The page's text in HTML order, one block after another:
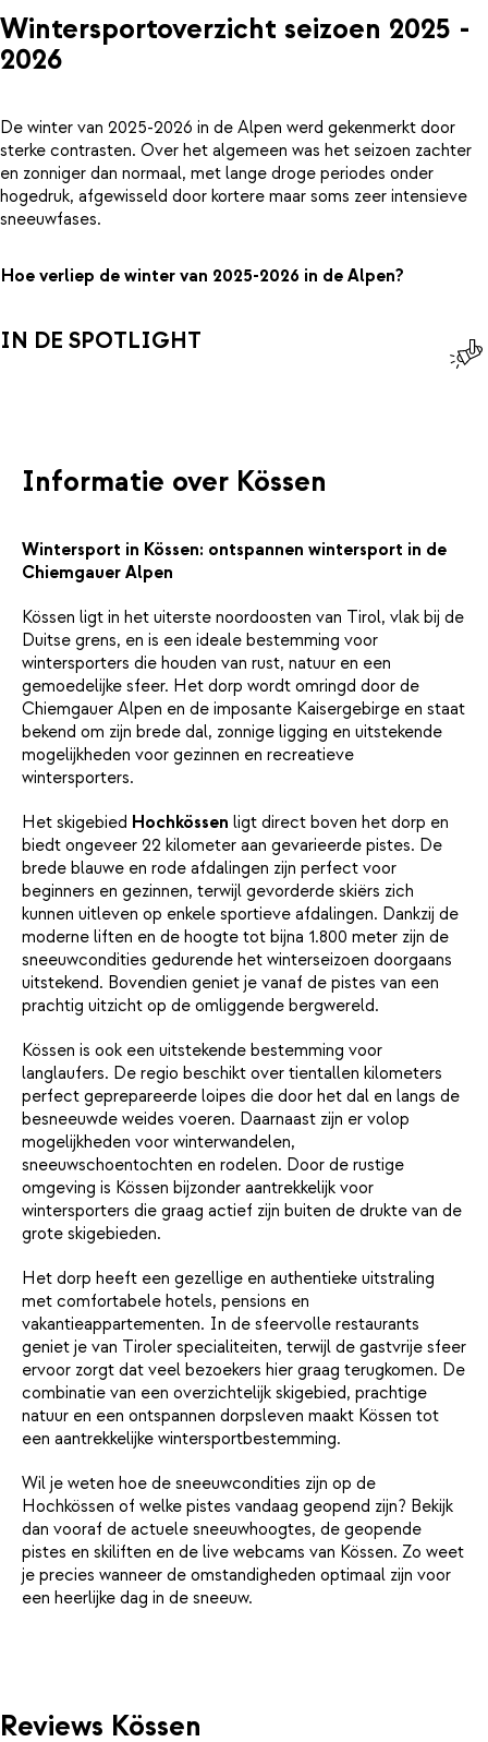
Wintersportoverzicht seizoen 2025 -
2026
De winter van 2025-2026 in de Alpen werd gekenmerkt door
sterke contrasten. Over het algemeen was het seizoen zachter
en zonniger dan normaal, met lange droge periodes onder
hogedruk, afgewisseld door kortere maar soms zeer intensieve
sneeuwfases.
Hoe verliep de winter van 2025-2026 in de Alpen?
IN DE SPOTLIGHT
Informatie over Kössen
Wintersport in Kössen: ontspannen wintersport in de
Chiemgauer Alpen
Kössen ligt in het uiterste noordoosten van Tirol, vlak bij de
Duitse grens, en is een ideale bestemming voor
wintersporters die houden van rust, natuur en een
gemoedelijke sfeer. Het dorp wordt omringd door de
Chiemgauer Alpen en de imposante Kaisergebirge en staat
bekend om zijn brede dal, zonnige ligging en uitstekende
mogelijkheden voor gezinnen en recreatieve
wintersporters.
Het skigebied Hochkössen ligt direct boven het dorp en
biedt ongeveer 22 kilometer aan gevarieerde pistes. De
brede blauwe en rode afdalingen zijn perfect voor
beginners en gezinnen, terwijl gevorderde skiërs zich
kunnen uitleven op enkele sportieve afdalingen. Dankzij de
moderne liften en de hoogte tot bijna 1.800 meter zijn de
sneeuwcondities gedurende het winterseizoen doorgaans
uitstekend. Bovendien geniet je vanaf de pistes van een
prachtig uitzicht op de omliggende bergwereld.
Kössen is ook een uitstekende bestemming voor
langlaufers. De regio beschikt over tientallen kilometers
perfect geprepareerde loipes die door het dal en langs de
besneeuwde weides voeren. Daarnaast zijn er volop
mogelijkheden voor winterwandelen,
sneeuwschoentochten en rodelen. Door de rustige
omgeving is Kössen bijzonder aantrekkelijk voor
wintersporters die graag actief zijn buiten de drukte van de
grote skigebieden.
Het dorp heeft een gezellige en authentieke uitstraling
met comfortabele hotels, pensions en
vakantieappartementen. In de sfeervolle restaurants
geniet je van Tiroler specialiteiten, terwijl de gastvrije sfeer
ervoor zorgt dat veel bezoekers hier graag terugkomen. De
combinatie van een overzichtelijk skigebied, prachtige
natuur en een ontspannen dorpsleven maakt Kössen tot
een aantrekkelijke wintersportbestemming.
Wil je weten hoe de sneeuwcondities zijn op de
Hochkössen of welke pistes vandaag geopend zijn? Bekijk
dan vooraf de actuele sneeuwhoogtes, de geopende
pistes en skiliften en de live webcams van Kössen. Zo weet
je precies wanneer de omstandigheden optimaal zijn voor
een heerlijke dag in de sneeuw.
Reviews Kössen